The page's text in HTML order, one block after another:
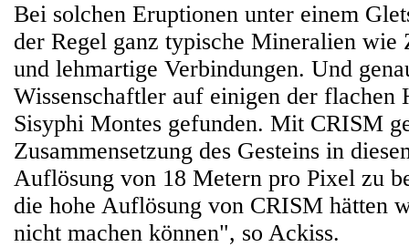
Bei solchen Eruptionen unter einem
der Regel ganz typische Mineralien wie
und lehmartige Verbindungen. Und
Wissenschaftler auf einigen der flachen
Sisyphi Montes gefunden. Mit CRISM
Zusammensetzung des Gesteins in
Auflösung von 18 Metern pro Pixel zu
die hohe Auflösung von CRISM hätten
nicht machen können", so Ackiss.